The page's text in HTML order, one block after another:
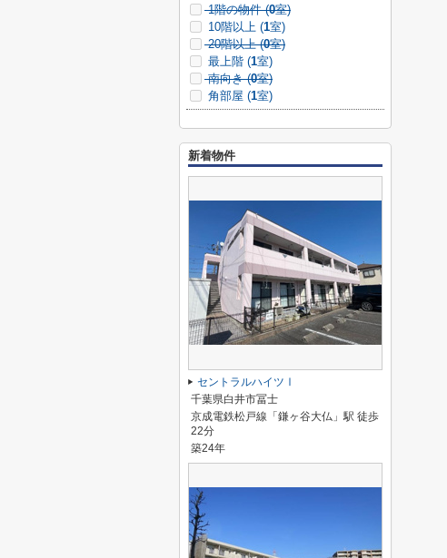
1階の物件 (0室)
10階以上 (1室)
20階以上 (0室)
最上階 (1室)
南向き (0室)
角部屋 (1室)
新着物件
セントラルハイツⅠ
千葉県白井市冨士
京成電鉄松戸線「鎌ヶ谷大仏」駅 徒歩
22分
築24年